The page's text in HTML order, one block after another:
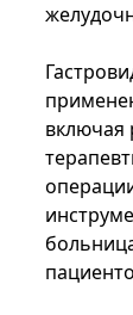
включая